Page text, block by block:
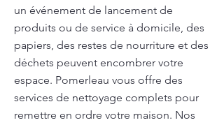
un événement de lancement de
produits ou de service à domicile, des
papiers, des restes de nourriture et des
déchets peuvent encombrer votre
espace. Pomerleau vous offre des
services de nettoyage complets pour
remettre en ordre votre maison. Nos